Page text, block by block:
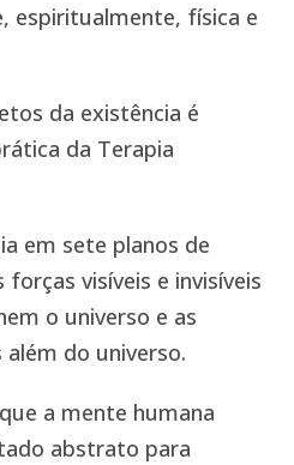
espiritualmente, física e
da existência é
da Terapia
em sete planos de
forças visíveis e invisíveis
o universo e as
do universo.
a mente humana
abstrato para